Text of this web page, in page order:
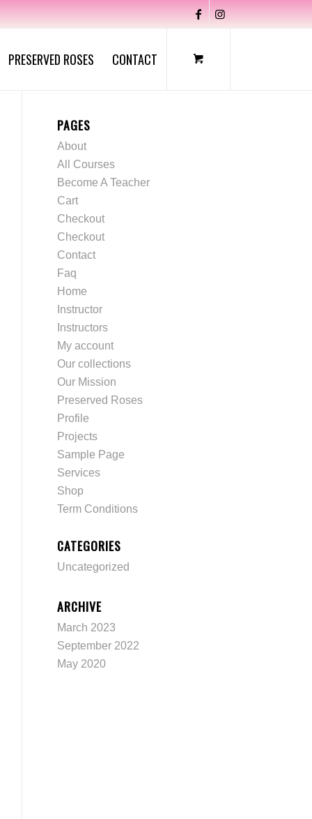
PRESERVED ROSES CONTACT
PAGES
About
All Courses
Become A Teacher
Cart
Checkout
Checkout
Contact
Faq
Home
Instructor
Instructors
My account
Our collections
Our Mission
Preserved Roses
Profile
Projects
Sample Page
Services
Shop
Term Conditions
CATEGORIES
Uncategorized
ARCHIVE
March 2023
September 2022
May 2020